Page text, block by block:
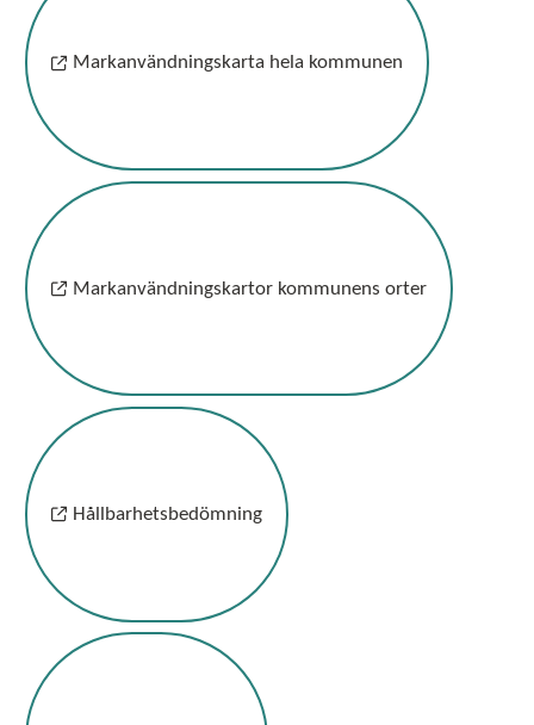
Markanvändningskarta hela kommunen
Markanvändningskartor kommunens orter
Hållbarhetsbedömning